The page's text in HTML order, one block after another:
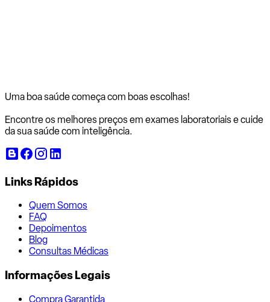
Uma boa saúde começa com boas escolhas!
Encontre os melhores preços em exames laboratoriais e cuide
da sua saúde com inteligência.
Links Rápidos
Quem Somos
FAQ
Depoimentos
Blog
Consultas Médicas
Informações Legais
Compra Garantida